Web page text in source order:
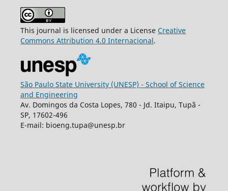
This journal is licensed under a License Creative
Commons Attribution 4.0 Internacional.
São Paulo State University (UNESP) - School of Science
and Engineering
Av. Domingos da Costa Lopes, 780 - Jd. Itaipu, Tupã -
SP, 17602-496
E-mail: bioeng.tupa@unesp.br